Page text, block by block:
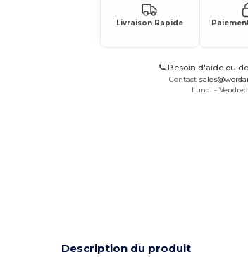
Livraison Rapide
Besoin d'aide ou
Contact
Lundi -
Description du produit